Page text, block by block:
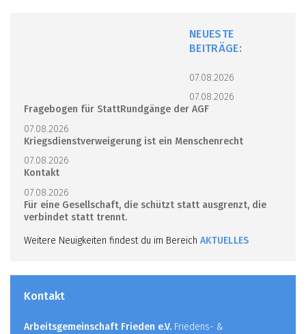
NEUESTE
BEITRÄGE:
07.08.2026
07.08.2026
Fragebogen für StattRundgänge der AGF
07.08.2026
Kriegsdienstverweigerung ist ein Menschenrecht
07.08.2026
Kontakt
07.08.2026
Für eine Gesellschaft, die schützt statt ausgrenzt, die
verbindet statt trennt.
Weitere Neuigkeiten findest du im Bereich AKTUELLES
Kontakt
Arbeitsgemeinschaft Frieden e.V. Friedens- &